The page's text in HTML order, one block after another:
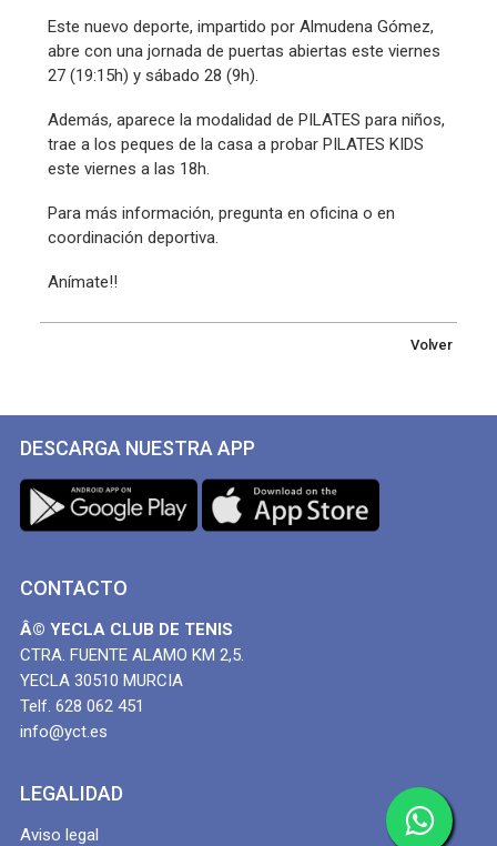
Este nuevo deporte, impartido por Almudena Gómez,
abre con una jornada de puertas abiertas este viernes
27 (19:15h) y sábado 28 (9h).
Además, aparece la modalidad de PILATES para niños,
trae a los peques de la casa a probar PILATES KIDS
este viernes a las 18h.
Para más información, pregunta en oficina o en
coordinación deportiva.
Anímate!!
Volver
DESCARGA NUESTRA APP
CONTACTO
Â© YECLA CLUB DE TENIS
CTRA. FUENTE ALAMO KM 2,5.
YECLA 30510 MURCIA
Telf. 628 062 451
info@yct.es
LEGALIDAD
Aviso legal